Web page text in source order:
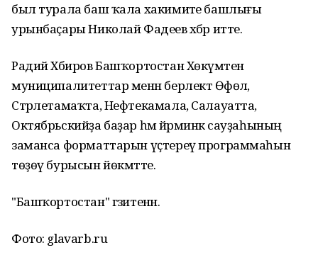
был турала баш ҡала хакимиәте башлығы
урынбаҫары Николай Фадеев хәбәр итте.
Радий Хәбиров Башҡортостан Хөкүмәтенә
муниципалитеттар менән берлектә Өфөлә,
Стәрлетамаҡта, Нефтекамала, Салауатта,
Октябрьскийҙа баҙар һәм йәрминкә сауҙаһының
заманса форматтарын үҫтереү программаһын
төҙөү бурысын йөкмәтте.
"Башҡортостан" гәзитенән.
Фото: glavarb.ru